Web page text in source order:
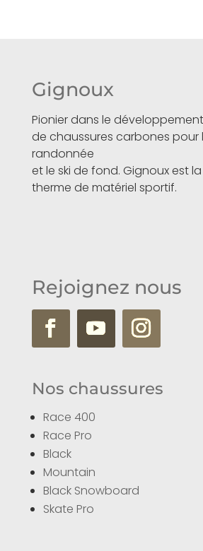
Gignoux
Pionier dans le développement
de chaussures carbones pour
randonnée
et le ski de fond. Gignoux est
therme de matériel sportif.
Rejoignez nous
Nos chaussures
Race 400
Race Pro
Black
Mountain
Black Snowboard
Skate Pro